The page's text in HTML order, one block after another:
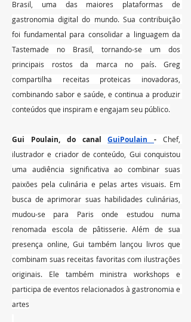
Brasil, uma das maiores plataformas de
gastronomia digital do mundo. Sua contribuição
foi fundamental para consolidar a linguagem da
Tastemade no Brasil, tornando-se um dos
principais rostos da marca no país. Greg
compartilha receitas proteicas inovadoras,
combinando sabor e saúde, e continua a produzir
conteúdos que inspiram e engajam seu público.
Gui Poulain, do canal GuiPoulain - Chef,
ilustrador e criador de conteúdo, Gui conquistou
uma audiência significativa ao combinar suas
paixões pela culinária e pelas artes visuais. Em
busca de aprimorar suas habilidades culinárias,
mudou-se para Paris onde estudou numa
renomada escola de pâtisserie. Além de sua
presença online, Gui também lançou livros que
combinam suas receitas favoritas com ilustrações
originais. Ele também ministra workshops e
participa de eventos relacionados à gastronomia e
artes